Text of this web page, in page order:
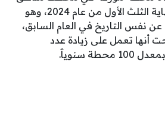
المملكة، وذلك في نهاية الثلث الأول من عام 2024، وهو
135 محطة عن نفس التاريخ في العام السابق،
أنها تعمل على زيادة عدد
سنوياََ.